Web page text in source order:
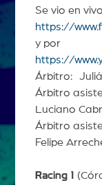
Se vio en
https://
y por
https://
Árbitro:
Árbitro
Luciano
Árbitro
Felipe
Racing 1